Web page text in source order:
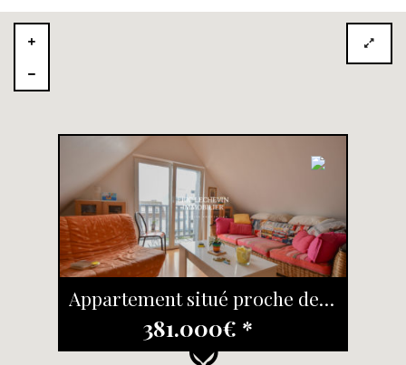
Appartement situé proche des dunes et de la plage
381.000€ *